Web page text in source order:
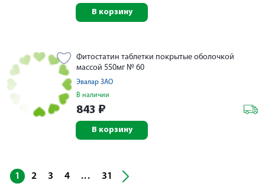
В корзину
Фитостатин таблетки покрытые оболочкой
массой 550мг № 60
Эвалар ЗАО
В наличии
843 ₽
В корзину
1 2 3 4 ... 31